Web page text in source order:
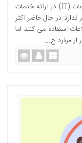
به نظر می رسد میزان استفاده از فناوری اطلاعات (IT) در ارائه خدمات
در حال حاضر اکثر
استفاده می کنند اما
موارد خ...